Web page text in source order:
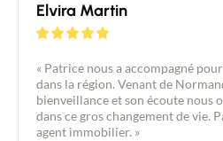
Elvira Martin
« Patrice nous a accompagné
dans la région. Venant de
bienveillance et son écoute nous
dans ce gros changement de vie.
agent immobilier. »